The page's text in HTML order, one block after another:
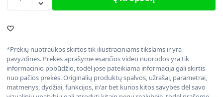
*Prekių nuotraukos skirtos tik iliustraciniams tikslams ir yra
pavyzdinės. Prekės aprašyme esančios video nuorodos yra tik
informacinio pobūdžio, todėl jose pateikiama informacija gali skirtis
nuo pačios prekės. Originalių produktų spalvos, užrašai, parametrai,
matmenys, dydžiai, funkcijos, ir/ar bet kurios kitos savybės dėl savo